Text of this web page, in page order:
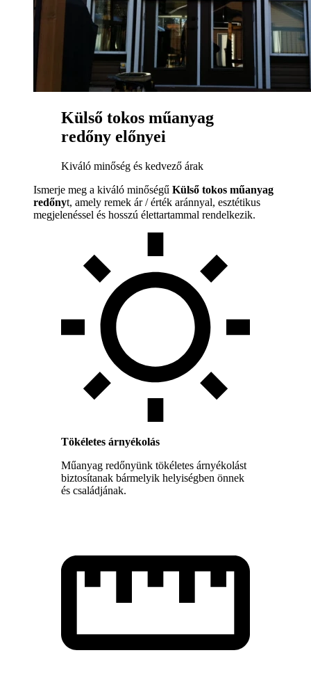
Külső tokos műanyag
redőny előnyei
Kiváló minőség és kedvező árak
Ismerje meg a kiváló minőségű Külső tokos műanyag
redőnyt, amely remek ár / érték aránnyal, esztétikus
megjelenéssel és hosszú élettartammal rendelkezik.
Tökéletes árnyékolás
Műanyag redőnyünk tökéletes árnyékolást
biztosítanak bármelyik helyiségben önnek
és családjának.